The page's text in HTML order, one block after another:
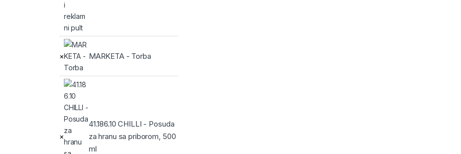
× MARKETA - Torba
×
41.186.10 CHILLI - Posuda
za hranu sa priborom, 500
ml